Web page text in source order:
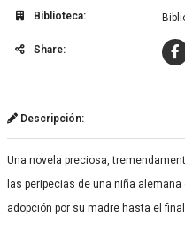
Biblioteca:
Share:
Descripción:
Una novela preciosa,
las peripecias de una niña
adopción por su madre hasta el final